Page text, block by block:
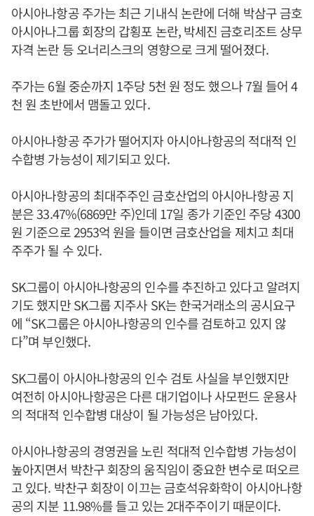
아시아나항공 주가는 최근 기내식 논란에 더해 박삼구 금호
아시아나그룹 회장의 갑횡포 논란, 박세진 금호리조트 상무
자격 논란 등 오너리스크의 영향으로 크게 떨어졌다.
주가는 6월 중순까지 1주당 5천 원 정도 했으나 7월 들어 4
천 원 초반에서 맴돌고 있다.
아시아나항공 주가가 떨어지자 아시아나항공의 적대적 인
수합병 가능성이 제기되고 있다.
아시아나항공의 최대주주인 금호산업의 아시아나항공 지
분은 33.47%(6869만 주)인데 17일 종가 기준인 주당 4300
원 기준으로 2953억 원을 들이면 금호산업을 제치고 최대
주주가 될 수 있다.
SK그룹이 아시아나항공의 인수를 추진하고 있다고 알려지
기도 했지만 SK그룹 지주사 SK는 한국거래소의 공시요구
에 “SK그룹은 아시아나항공의 인수를 검토하고 있지 않
다”며 부인했다.
SK그룹이 아시아나항공의 인수 검토 사실을 부인했지만
여전히 아시아나항공은 다른 대기업이나 사모펀드 운용사
의 적대적 인수합병 대상이 될 가능성은 남아있다.
아시아나항공의 경영권을 노린 적대적 인수합병 가능성이
높아지면서 박찬구 회장의 움직임이 중요한 변수로 떠오르
고 있다. 박찬구 회장이 이끄는 금호석유화학이 아시아나항
공의 지분 11.98%를 들고 있는 2대주주이기 때문이다.